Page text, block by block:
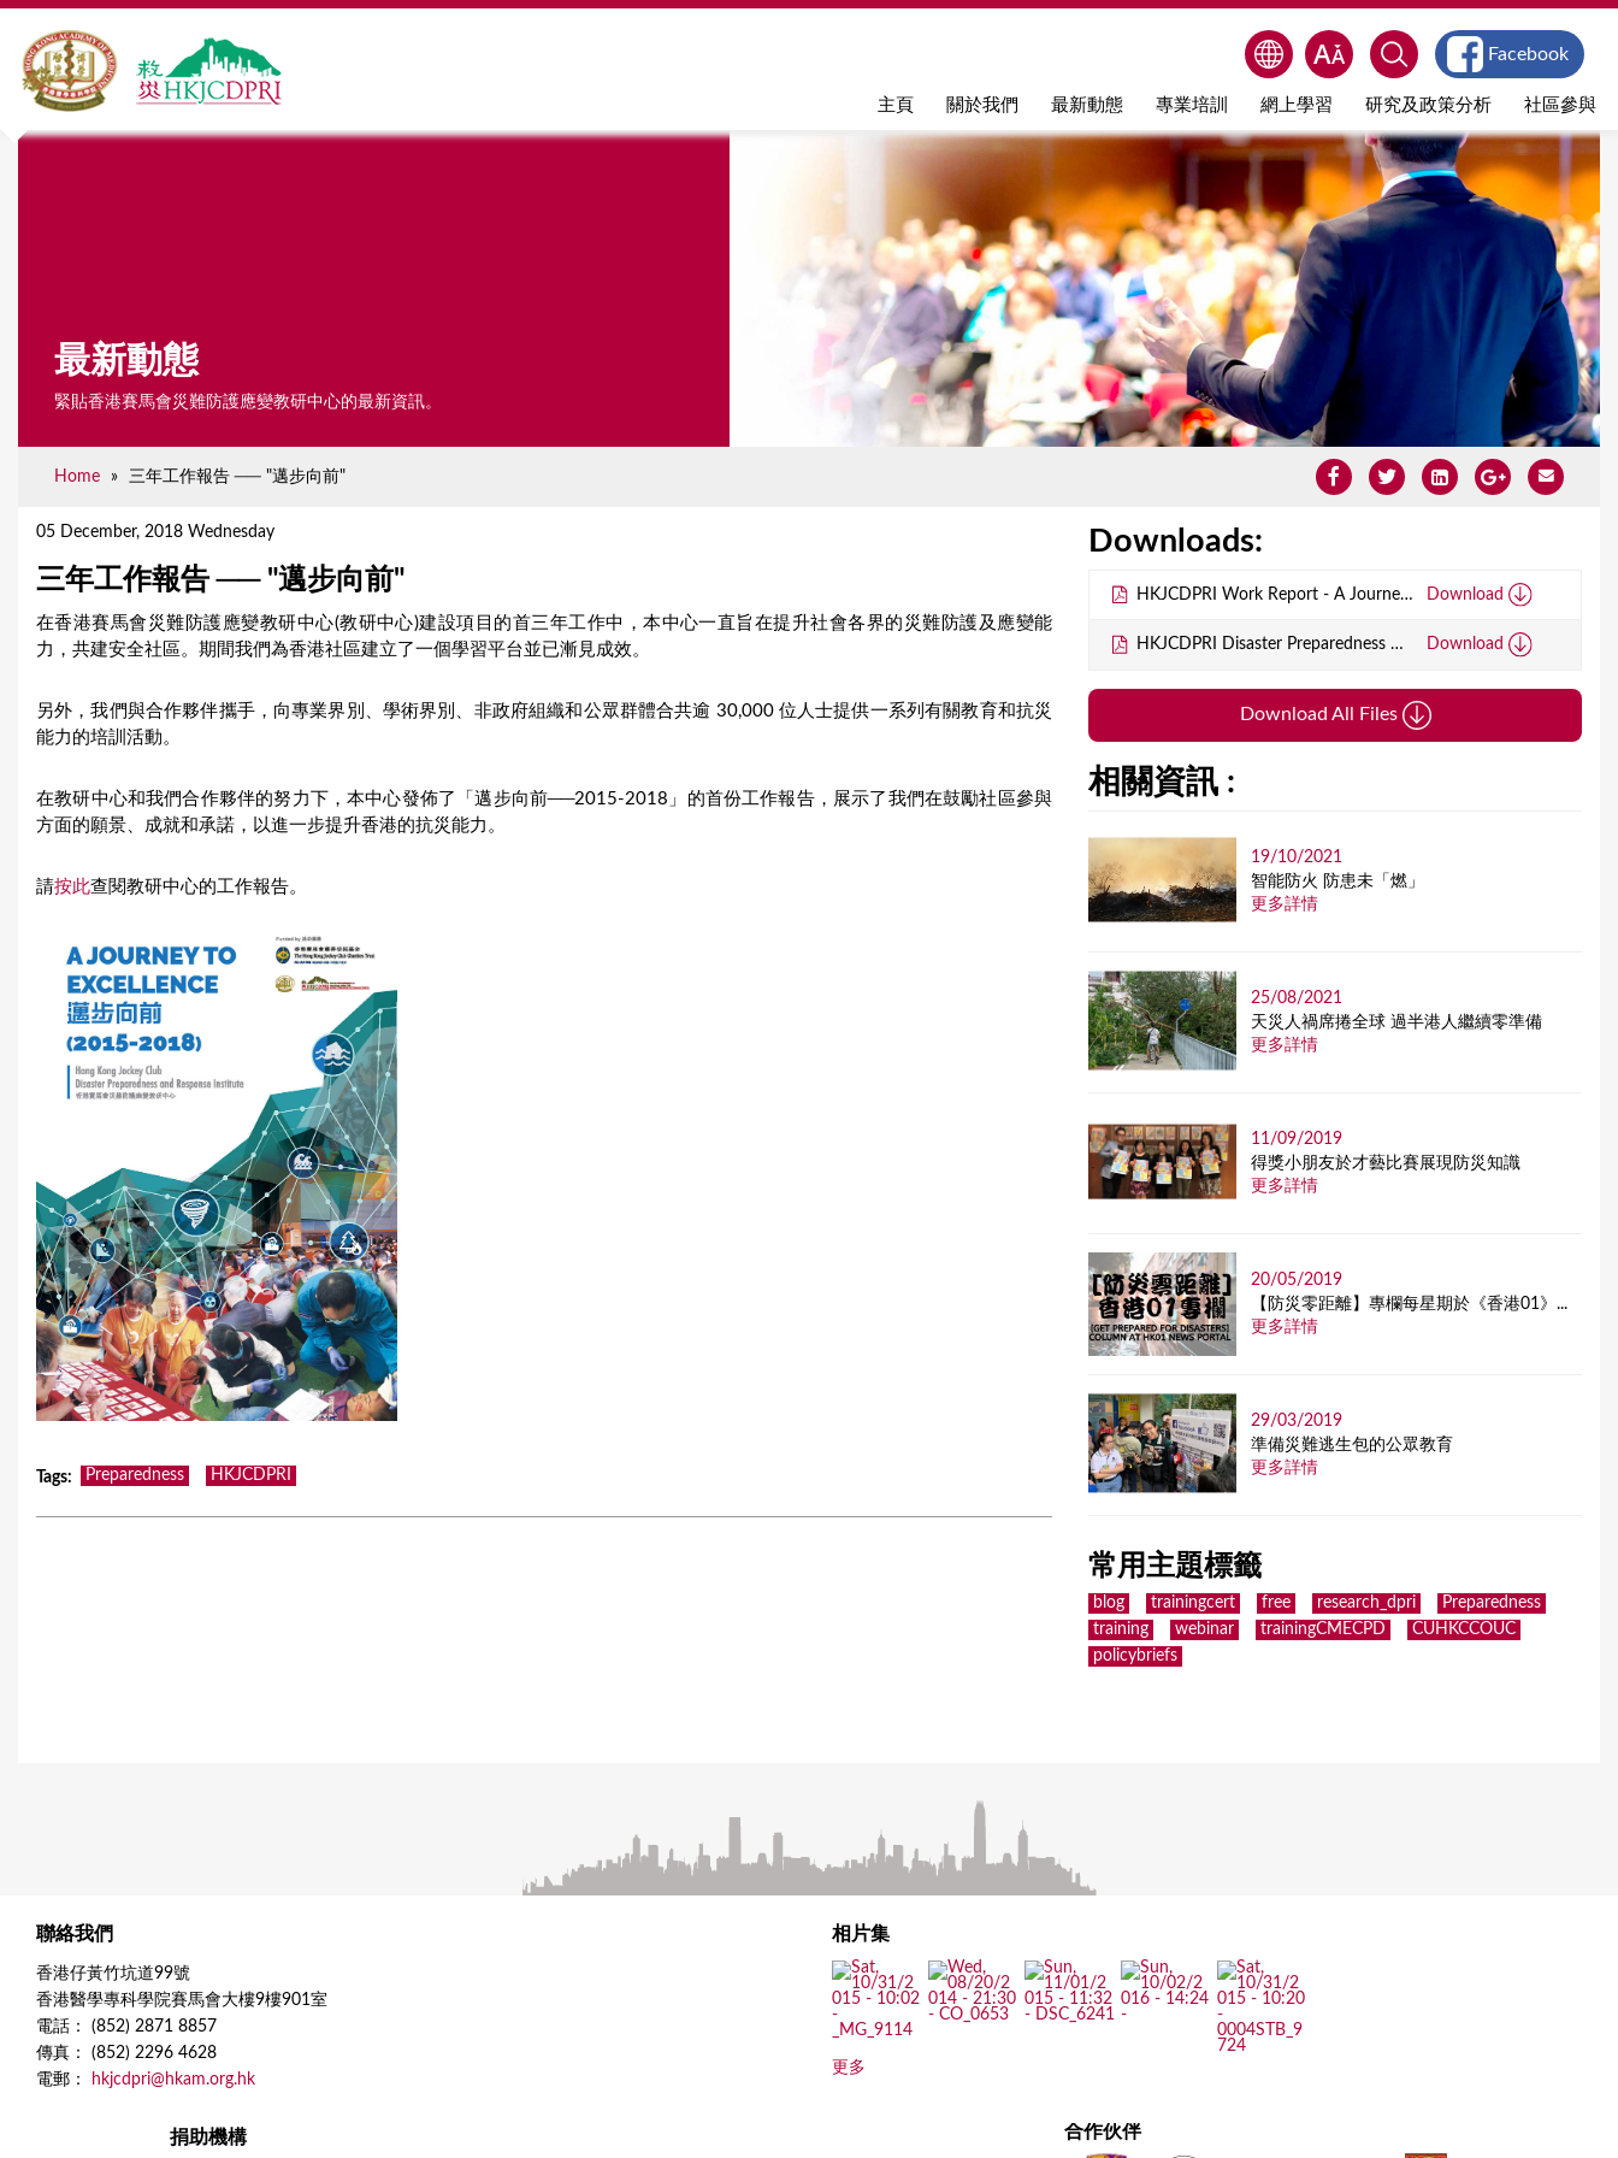
Jump to navigation
主頁 關於我們 最新動態 專業培訓 網上學習 研究及政策分析 社區參與
Facebook
最新動態
緊貼香港賽馬會災難防護應變教研中心的最新資訊。
Home » 三年工作報告 ── "邁步向前"
05 December, 2018 Wednesday
三年工作報告 ── "邁步向前"
在香港賽馬會災難防護應變教研中心(教研中心)建設項目的首三年工作中，本中心一直旨在提升社會各界的災難防護及應變能
力，共建安全社區。期間我們為香港社區建立了一個學習平台並已漸見成效。
另外，我們與合作夥伴攜手，向專業界別、學術界別、非政府組織和公眾群體合共逾 30,000 位人士提供一系列有關教育和抗災
能力的培訓活動。
在教研中心和我們合作夥伴的努力下，本中心發佈了「邁步向前──2015-2018」的首份工作報告，展示了我們在鼓勵社區參與
方面的願景、成就和承諾，以進一步提升香港的抗災能力。
請按此查閱教研中心的工作報告。
Tags: Preparedness HKJCDPRI
Downloads:
HKJCDPRI Work Report - A Journey to Excellence (2015-2018).pdf Download
HKJCDPRI Disaster Preparedness Calendar 2019.pdf Download
Download All Files
相關資訊 :
19/10/2021
智能防火 防患未「燃」
更多詳情
25/08/2021
天災人禍席捲全球 過半港人繼續零準備
更多詳情
11/09/2019
得獎小朋友於才藝比賽展現防災知識
更多詳情
20/05/2019
【防災零距離】專欄每星期於《香港01》...
更多詳情
29/03/2019
準備災難逃生包的公眾教育
更多詳情
常用主題標籤
blog trainingcert free research_dpri
Preparedness
training
webinar trainingCMECPD
CUHKCCOUC
policybriefs
聯絡我們
香港仔黃竹坑道99號
香港醫學專科學院賽馬會大樓9樓901室
電話： (852) 2871 8857
傳真： (852) 2296 4628
電郵：
hkjcdpri@hkam.org.hk
相片集
更多
捐助機構 合作伙伴